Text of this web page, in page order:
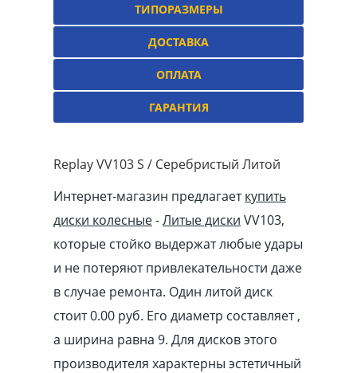
ТИПОРАЗМЕРЫ
ДОСТАВКА
ОПЛАТА
ГАРАНТИЯ
Replay VV103 S / Серебристый Литой
Интернет-магазин предлагаеткупить
диски колесные-Литые диски VV103,
которые стойко выдержат любые удары
и не потеряют привлекательности даже
в случае ремонта. Один литой диск
стоит 0.00 pуб. Его диаметр составляет ,
а ширина равна 9. Для дисков этого
производителя характерны эстетичный